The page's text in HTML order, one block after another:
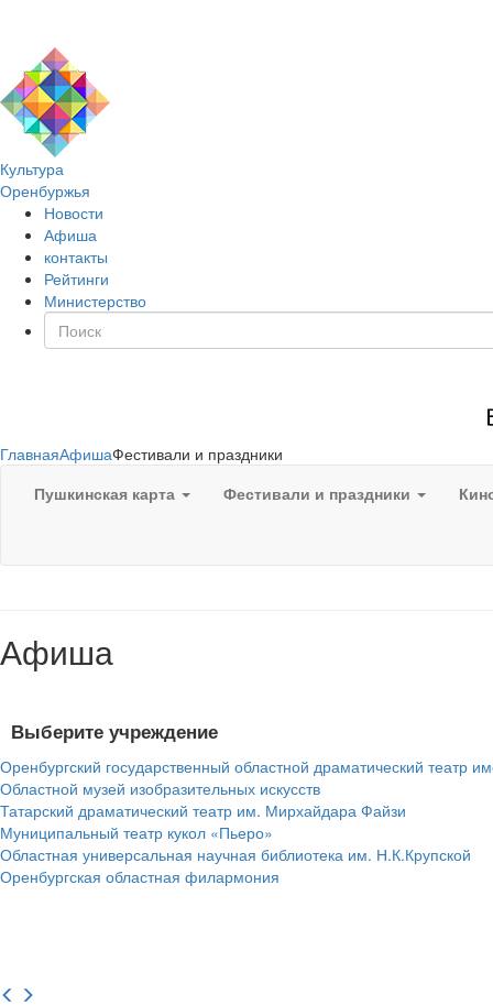
Культура
Оренбуржья
Новости
Афиша
контакты
Рейтинги
Министерство
ГлавнаяАфишаФестивали и праздники
Пушкинская карта
Фестивали и праздники
Афиша
Выберите учреждение
Оренбургский государственный областной драматический театр
Областной музей изобразительных искусств
Татарский драматический театр им. Мирхайдара Файзи
Муниципальный театр кукол «Пьеро»
Областная универсальная научная библиотека им. Н.К.Крупской
Оренбургская областная филармония